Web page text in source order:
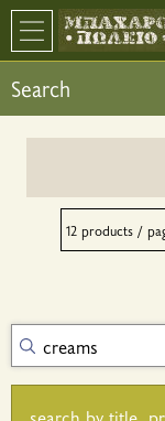
Search bar input field
Search